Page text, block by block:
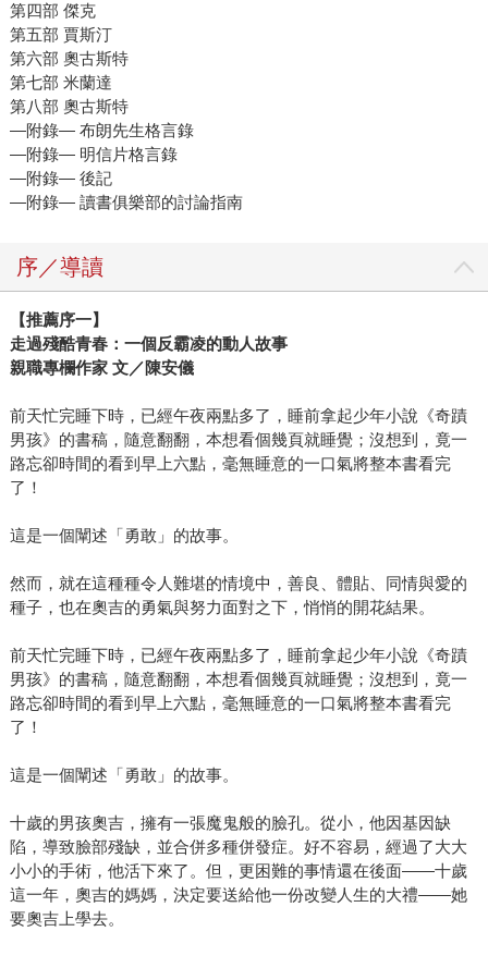
第四部 傑克
第五部 賈斯汀
第六部 奧古斯特
第七部 米蘭達
第八部 奧古斯特
―附錄― 布朗先生格言錄
―附錄― 明信片格言錄
―附錄― 後記
―附錄― 讀書俱樂部的討論指南
序／導讀
【推薦序一】
走過殘酷青春：一個反霸凌的動人故事
親職專欄作家 文／陳安儀
前天忙完睡下時，已經午夜兩點多了，睡前拿起少年小說《奇蹟
男孩》的書稿，隨意翻翻，本想看個幾頁就睡覺；沒想到，竟一
路忘卻時間的看到早上六點，毫無睡意的一口氣將整本書看完
了！
這是一個闡述「勇敢」的故事。
然而，就在這種種令人難堪的情境中，善良、體貼、同情與愛的
種子，也在奧吉的勇氣與努力面對之下，悄悄的開花結果。
前天忙完睡下時，已經午夜兩點多了，睡前拿起少年小說《奇蹟
男孩》的書稿，隨意翻翻，本想看個幾頁就睡覺；沒想到，竟一
路忘卻時間的看到早上六點，毫無睡意的一口氣將整本書看完
了！
這是一個闡述「勇敢」的故事。
十歲的男孩奧吉，擁有一張魔鬼般的臉孔。從小，他因基因缺
陷，導致臉部殘缺，並合併多種併發症。好不容易，經過了大大
小小的手術，他活下來了。但，更困難的事情還在後面——十歲
這一年，奧吉的媽媽，決定要送給他一份改變人生的大禮——她
要奧吉上學去。